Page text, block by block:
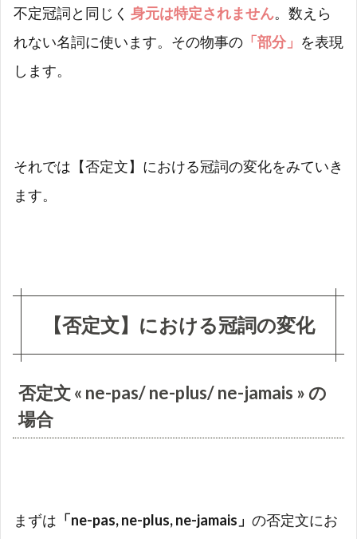
①【定
はその
詞/部
は完全
に落ち
る。
不定冠詞と同じく 身元は特定されません。数えら
れない名詞に使います。その物事の 「部分」 を表現
します。
それでは【否定文】における冠詞の変化をみていき
ます。
【否定文】における冠詞の変化
否定文 « ne-pas/ ne-plus/ ne-jamais » の
場合
まずは 「ne-pas, ne-plus, ne-jamais」 の否定文にお